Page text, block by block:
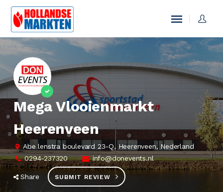
Mega Vlooienmarkt
Heerenveen
Abe lenstra boulevard 23-Q, Heerenveen, Nederland
0294-237320
info@donevents.nl
Share SUBMIT REVIEW